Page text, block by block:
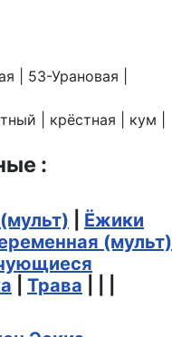
| 53-Урановая |
| крёстная | кум |
:
Ёжики
(мульт)
Трава